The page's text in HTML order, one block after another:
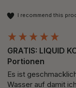
I recommend this
GRATIS: LIQUID
Portionen
Es ist
Wasser auf damit